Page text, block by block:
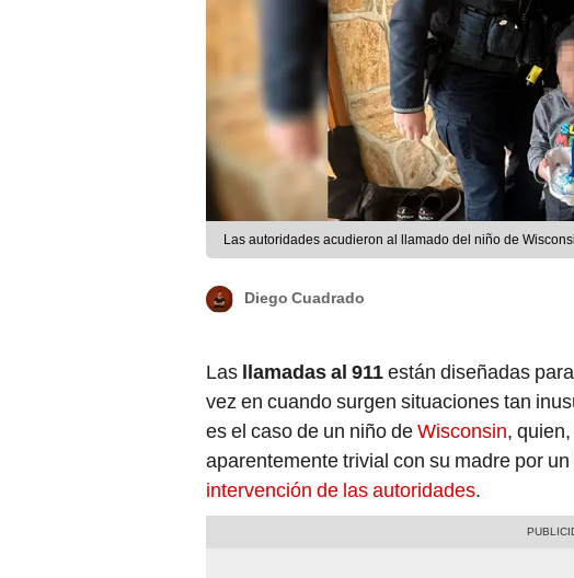
Las autoridades acudieron al llamado del niño de
Diego Cuadrado
Las llamadas al 911están diseñadas
vez en cuando surgen situaciones tan
es el caso de un niño deWisconsin,
aparentemente trivial con su madre por
intervención de las autoridades.